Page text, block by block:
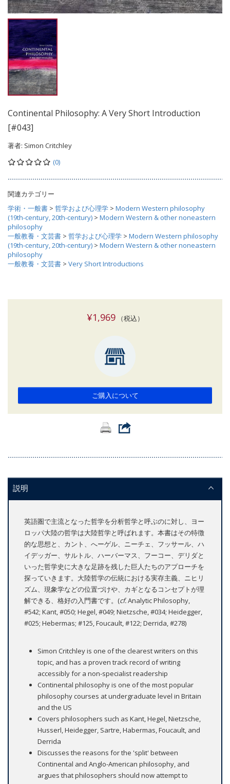
Continental Philosophy: A Very Short Introduction
[#043]
著者: Simon Critchley
(0)
関連カテゴリー
学術・一般書 > 哲学および心理学 > Modern Western philosophy
(19th-century, 20th-century) > Modern Western & other noneastern
philosophy
一般教養・文芸書 > 哲学および心理学 > Modern Western philosophy
(19th-century, 20th-century) > Modern Western & other noneastern
philosophy
一般教養・文芸書 > Very Short Introductions
¥1,969（税込）
ご購入について
説明
英語圏で主流となった哲学を分析哲学と呼ぶのに対し、ヨー
ロッパ大陸の哲学は大陸哲学と呼ばれます。本書はその特徴
的な思想と、カント、へーゲル、ニーチェ、フッサール、ハ
イデッガー、サルトル、ハーバーマス、フーコー、デリダと
いった哲学史に大きな足跡を残した巨人たちのアプローチを
探っていきます。大陸哲学の伝統における実存主義、ニヒリ
ズム、現象学などの位置づけや、カギとなるコンセプトが理
解できる、格好の入門書です。(cf.Analytic Philosophy,
#542; Kant, #050; Hegel, #049; Nietzsche, #034; Heidegger,
#025; Hebermas; #125, Foucault, #122; Derrida, #278)
Simon Critchley is one of the clearest writers on this
topic, and has a proven track record of writing
accessibly for a non-specialist readership
Continental philosophy is one of the most popular
philosophy courses at undergraduate level in Britain
and the US
Covers philosophers such as Kant, Hegel, Nietzsche,
Husserl, Heidegger, Sartre, Habermas, Foucault, and
Derrida
Discusses the reasons for the 'split' between
Continental and Anglo-American philosophy, and
argues that philosophers should now attempt to